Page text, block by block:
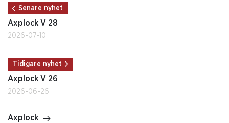
Senare nyhet
Axplock V 28
2026-07-10
Tidigare nyhet
Axplock V 26
2026-06-26
Axplock